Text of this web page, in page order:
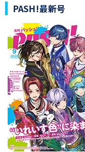
PASH!最新号